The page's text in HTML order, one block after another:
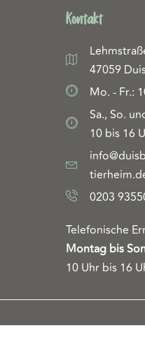
Kontakt
47059
Mo. - Fr.:
Sa., So.
10 bis 16
0203
Telefonische
Montag bis
10 Uhr bis 16